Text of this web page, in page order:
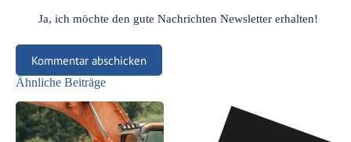
Ja, ich möchte den gute Nachrichten Newsletter erhalten!
Kommentar abschicken
Ähnliche Beiträge